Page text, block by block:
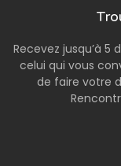
Recevez jusqu’à
celui qui vous
de faire votre